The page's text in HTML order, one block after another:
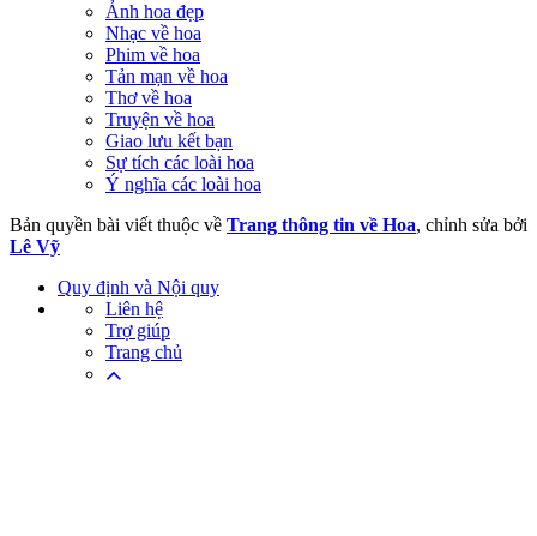
Ảnh hoa đẹp
Nhạc về hoa
Phim về hoa
Tản mạn về hoa
Thơ về hoa
Truyện về hoa
Giao lưu kết bạn
Sự tích các loài hoa
Ý nghĩa các loài hoa
Bản quyền bài viết thuộc về Trang thông tin về Hoa, chỉnh sửa bởi
Lê Vỹ
Quy định và Nội quy
Liên hệ
Trợ giúp
Trang chủ